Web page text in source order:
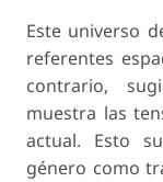
Este universo
referentes
contrario,
muestra las
actual. Esto
género como